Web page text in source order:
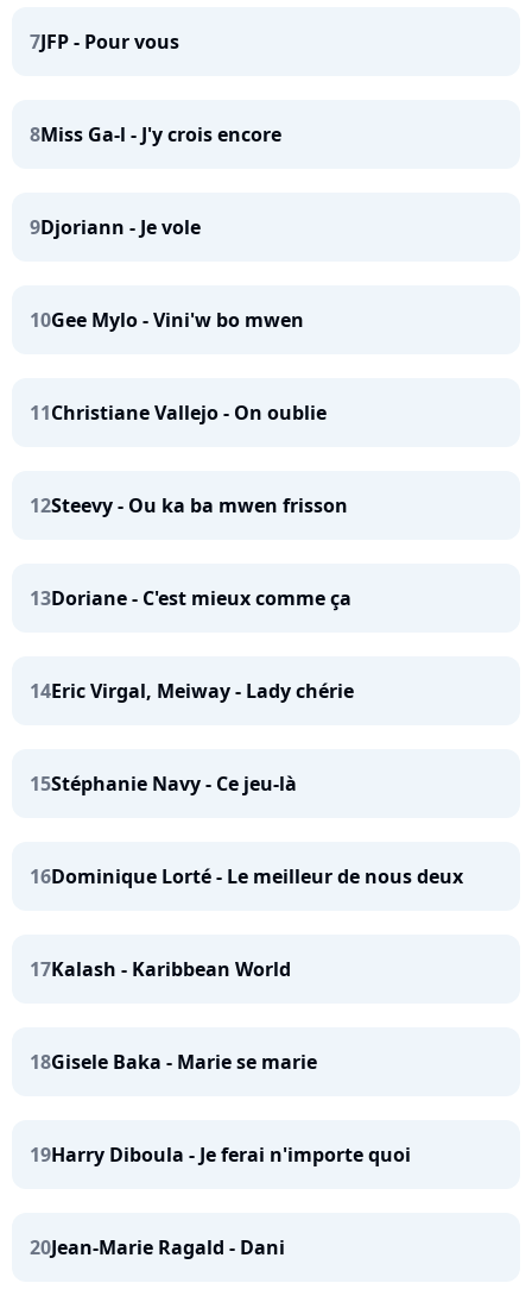
7JFP - Pour vous
8Miss Ga-l - J'y crois encore
9Djoriann - Je vole
10Gee Mylo - Vini'w bo mwen
11Christiane Vallejo - On oublie
12Steevy - Ou ka ba mwen frisson
13Doriane - C'est mieux comme ça
14Eric Virgal, Meiway - Lady chérie
15Stéphanie Navy - Ce jeu-là
16Dominique Lorté - Le meilleur de nous deux
17Kalash - Karibbean World
18Gisele Baka - Marie se marie
19Harry Diboula - Je ferai n'importe quoi
20Jean-Marie Ragald - Dani